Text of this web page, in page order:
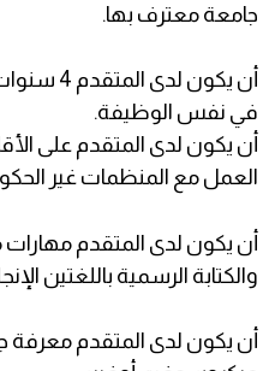
جامعة معترف بها.
أن يكون
في نفس الوظيفة.
أن يكون لدى المتقدم على
العمل مع المنظمات غير
أن يكون لدى المتقدم مهارات
والكتابة الرسمية باللغتين
أن يكون لدى المتقدم معرفة